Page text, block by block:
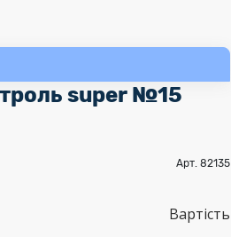
super №15
Арт. 82135
Вартість